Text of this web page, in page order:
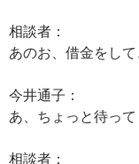
相談者：
あのお、借金をし
今井通子：
あ、ちょっと待っ
相談者：